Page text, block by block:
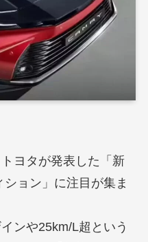
ヨタが発表した「新
ョン」に注目が集ま
ンや25km/L超という